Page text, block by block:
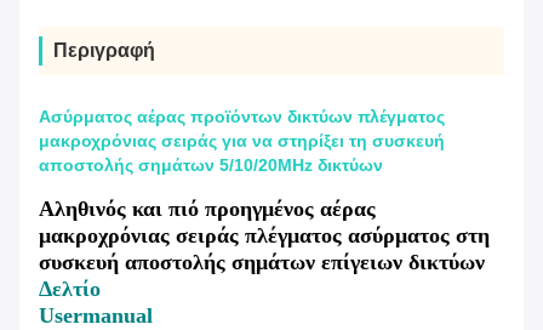
Περιγραφή
Ασύρματος αέρας προϊόντων δικτύων πλέγματος
μακροχρόνιας σειράς για να στηρίξει τη συσκευή
αποστολής σημάτων 5/10/20MHz δικτύων
Αληθινός και πιό προηγμένος αέρας
μακροχρόνιας σειράς πλέγματος ασύρματος στη
συσκευή αποστολής σημάτων επίγειων δικτύων
Δελτίο
Usermanual